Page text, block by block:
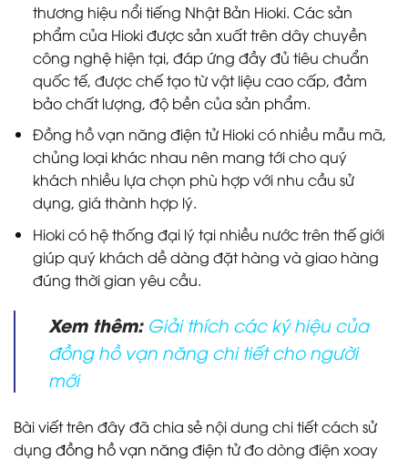
thương hiệu nổi tiếng Nhật Bản Hioki. Các sản
phẩm của Hioki được sản xuất trên dây chuyền
công nghệ hiện tại, đáp ứng đầy đủ tiêu chuẩn
quốc tế, được chế tạo từ vật liệu cao cấp, đảm
bảo chất lượng, độ bền của sản phẩm.
Đồng hồ vạn năng điện tử Hioki có nhiều mẫu mã,
chủng loại khác nhau nên mang tới cho quý
khách nhiều lựa chọn phù hợp với nhu cầu sử
dụng, giá thành hợp lý.
Hioki có hệ thống đại lý tại nhiều nước trên thế giới
giúp quý khách dề dàng đặt hàng và giao hàng
đúng thời gian yêu cầu.
Xem thêm: Giải thích các ký hiệu của
đồng hồ vạn năng chi tiết cho người
mới
Bài viết trên đây đã chia sẻ nội dung chi tiết cách sử
dụng đồng hồ vạn năng điện tử đo dòng điện xoay